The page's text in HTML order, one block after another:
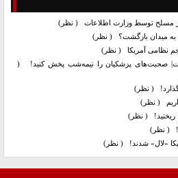
( نظر)
به میدان بازگشت؟ ( نظر)
نظامی آمریکا
( نظر)
صحبت‌های پزشکیان را نیمه‌شب پخش کنید!
(
( نظر)
( نظر)
( نظر)
( نظر)
«لال» شدند! ( نظر)